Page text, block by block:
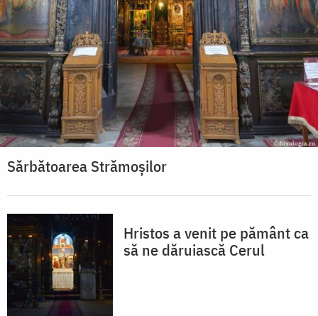
Sărbătoarea Strămoșilor
Hristos a venit pe pământ ca
să ne dăruiască Cerul